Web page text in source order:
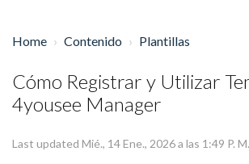
Home Contenido Plantillas
Cómo Registrar y Utilizar
4yousee Manager
Last updated Mié., 14 Ene., 2026 a las 1:49 P. M.